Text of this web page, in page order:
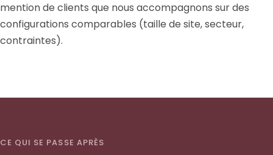
mention de clients que nous accompagnons sur des
configurations comparables (taille de site, secteur,
contraintes).
CE QUI SE PASSE APRÈS